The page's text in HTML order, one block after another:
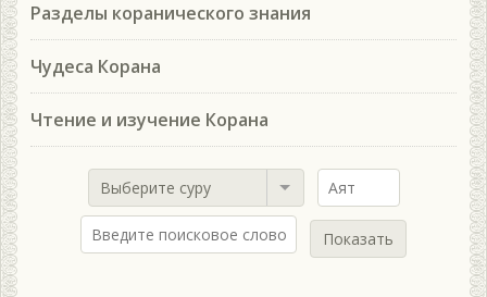
Разделы коранического знания
Чудеса Корана
Чтение и изучение Корана
Выберите суру
Показать